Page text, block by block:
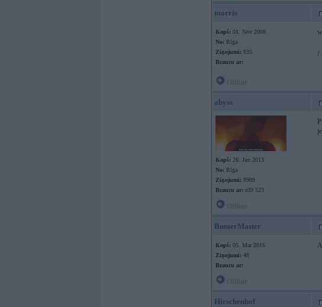
morris
Kopš: 01. Nov 2008
No: Rīga
Ziņojumi: 835
Braucu ar:
[
abyss
Kopš: 26. Jun 2013
No: Rīga
Ziņojumi: 8909
Braucu ar: e39 523
BumerMaster
Kopš: 05. Mar 2016
Ziņojumi: 48
Braucu ar:
Hirschenhof